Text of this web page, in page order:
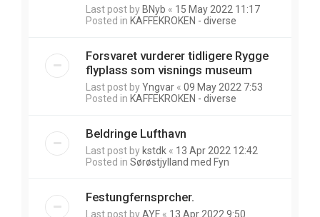
Last post by BNyb « 15 May 2022 11:17
Posted in KAFFEKROKEN - diverse
Forsvaret vurderer tidligere Rygge
flyplass som visnings museum
Last post byYngvar « 09 May 2022 7:53
Posted in KAFFEKROKEN - diverse
Beldringe Lufthavn
Last post by kstdk « 13 Apr 2022 12:42
Posted in Sørøstjylland med Fyn
Festungfernsprcher.
Last post byAYF « 13 Apr 2022 9:50